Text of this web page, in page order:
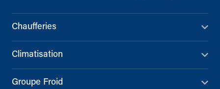
Chaufferies
Climatisation
Groupe Froid